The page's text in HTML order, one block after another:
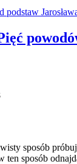
podstaw
sposób
sposób